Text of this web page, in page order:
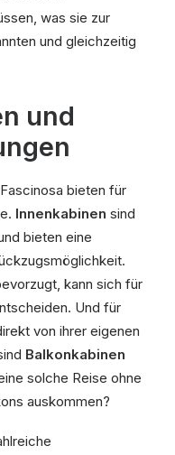
was sie zur
und gleichzeitig
und
bieten für
Innenkabinen sind
bieten eine
kann sich für
Und für
von ihrer eigenen
Balkonkabinen
solche Reise ohne
auskommen?